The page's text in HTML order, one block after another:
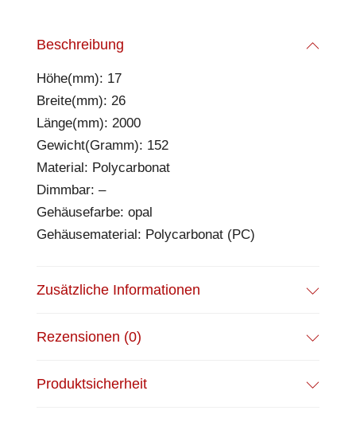
Beschreibung
Höhe(mm): 17
Breite(mm): 26
Länge(mm): 2000
Gewicht(Gramm): 152
Material: Polycarbonat
Dimmbar: –
Gehäusefarbe: opal
Gehäusematerial: Polycarbonat (PC)
Zusätzliche Informationen
Rezensionen (0)
Produktsicherheit